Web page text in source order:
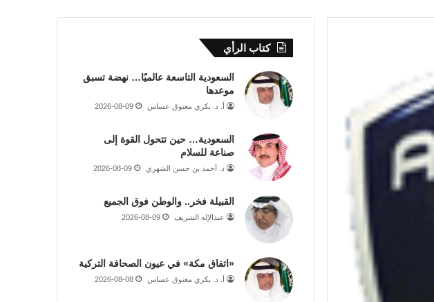
كتاب الرأي
السعودية التاسعة عالميًا… نهضة تسبق
موعدها
أ. د. بكري معتوق عساس 2026-08-09
السعودية… حين تتحول القوة إلى
صناعة للسلام
د. أحمد بن حسن الشهري 2026-08-09
القبيلة فخر.. والوطن فوق الجميع
عبدالإله الشريف 2026-08-09
«اتفاق مكة» في عيون الصحافة التركية
أ. د. بكري معتوق عساس 2026-08-08